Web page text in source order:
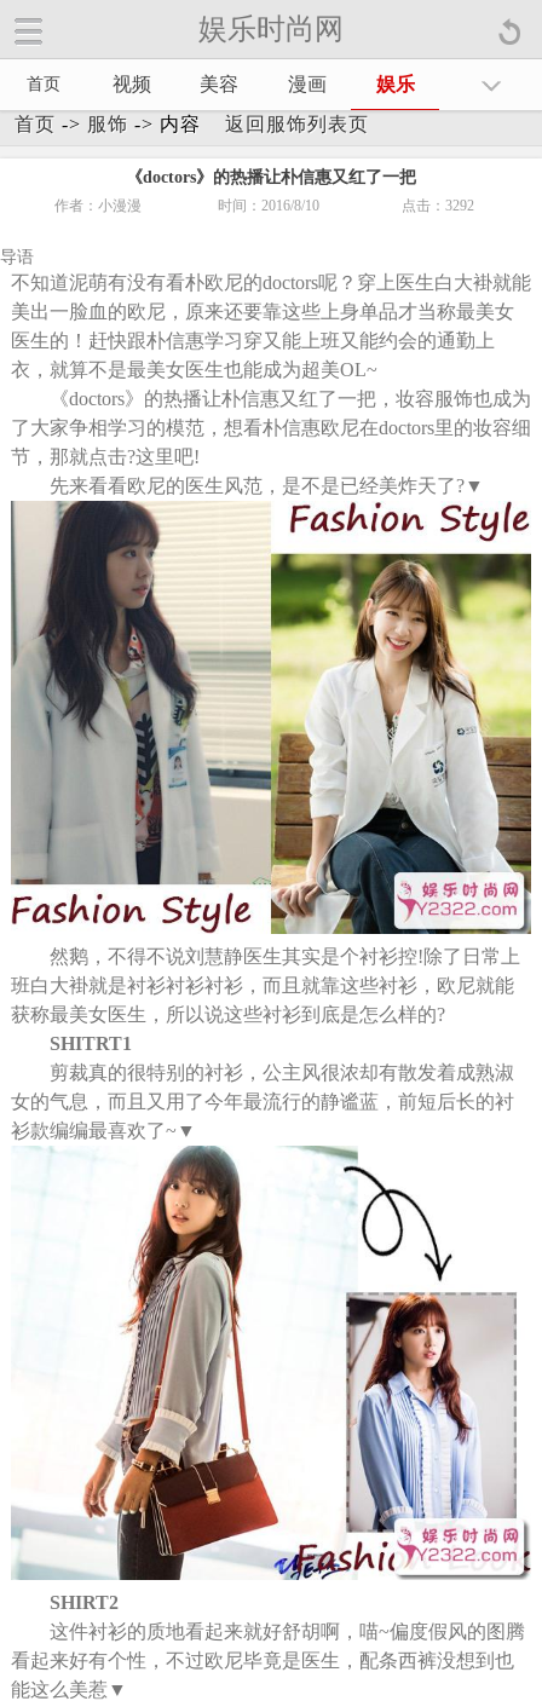
娱乐时尚网
首页 视频 美容 漫画
娱乐
首页 -> 服饰 -> 内容 返回服饰列表页
《doctors》的热播让朴信惠又红了一把
作者：小漫漫 时间：2016/8/10 点击：3292
导语
不知道泥萌有没有看朴欧尼的doctors呢？穿上医生白大褂就能
美出一脸血的欧尼，原来还要靠这些上身单品才当称最美女
医生的！赶快跟朴信惠学习穿又能上班又能约会的通勤上
衣，就算不是最美女医生也能成为超美OL~
《doctors》的热播让朴信惠又红了一把，妆容服饰也成为
了大家争相学习的模范，想看朴信惠欧尼在doctors里的妆容细
节，那就点击?这里吧!
先来看看欧尼的医生风范，是不是已经美炸天了?▼
然鹅，不得不说刘慧静医生其实是个衬衫控!除了日常上
班白大褂就是衬衫衬衫衬衫，而且就靠这些衬衫，欧尼就能
获称最美女医生，所以说这些衬衫到底是怎么样的?
SHITRT1
剪裁真的很特别的衬衫，公主风很浓却有散发着成熟淑
女的气息，而且又用了今年最流行的静谧蓝，前短后长的衬
衫款编编最喜欢了~▼
SHIRT2
这件衬衫的质地看起来就好舒胡啊，喵~偏度假风的图腾
看起来好有个性，不过欧尼毕竟是医生，配条西裤没想到也
能这么美惹▼
娱乐时尚网手机官方网站【